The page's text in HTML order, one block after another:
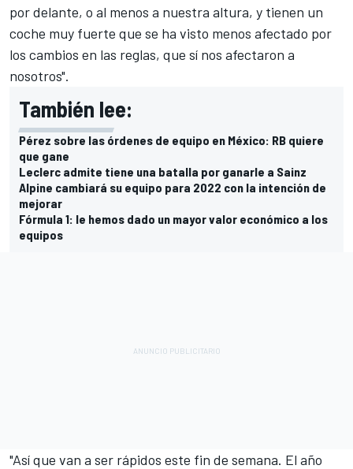
por delante, o al menos a nuestra altura, y tienen un
coche muy fuerte que se ha visto menos afectado por
los cambios en las reglas, que sí nos afectaron a
nosotros".
También lee:
Pérez sobre las órdenes de equipo en México: RB quiere
que gane
Leclerc admite tiene una batalla por ganarle a Sainz
Alpine cambiará su equipo para 2022 con la intención de
mejorar
Fórmula 1: le hemos dado un mayor valor económico a los
equipos
"Así que van a ser rápidos este fin de semana. El año